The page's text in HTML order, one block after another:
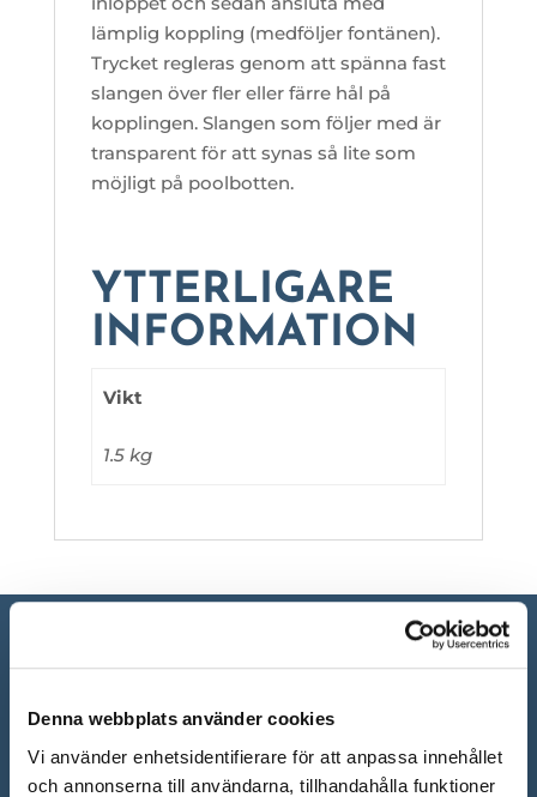
Denna webbplats använder cookies
Vi använder enhetsidentifierare för att anpassa innehållet
och annonserna till användarna, tillhandahålla funktioner
lämplig koppling (medföljer fontänen).
Trycket regleras genom att spänna fast
slangen över fler eller färre hål på
kopplingen. Slangen som följer med är
transparent för att synas så lite som
möjligt på poolbotten.
YTTERLIGARE
INFORMATION
Vikt
1.5 kg